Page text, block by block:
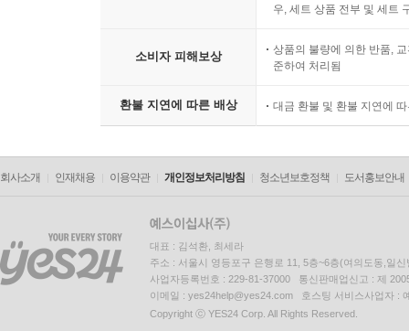
우, 세트 상품 전부 및 세트
소비자 피해보상
상품의 불량에 의한 반품,
준하여 처리됨
환불 지연에 따른 배상 대금 환불 및 환불 지연에
회사소개 인재채용 이용약관 개인정보처리방침 청소년보호정책 도서홍보안내
대표 : 김석환, 최세라
주소 : 서울시 영등포구 은행로 11, 5층~6층(여의도동,일신
사업자등록번호 : 229-81-37000 통신판매업신고 : 제
이메일 : yes24help@yes24.com 호스팅 서비스사업자 :
Copyright ⓒ YES24 Corp. All Rights Reserved.